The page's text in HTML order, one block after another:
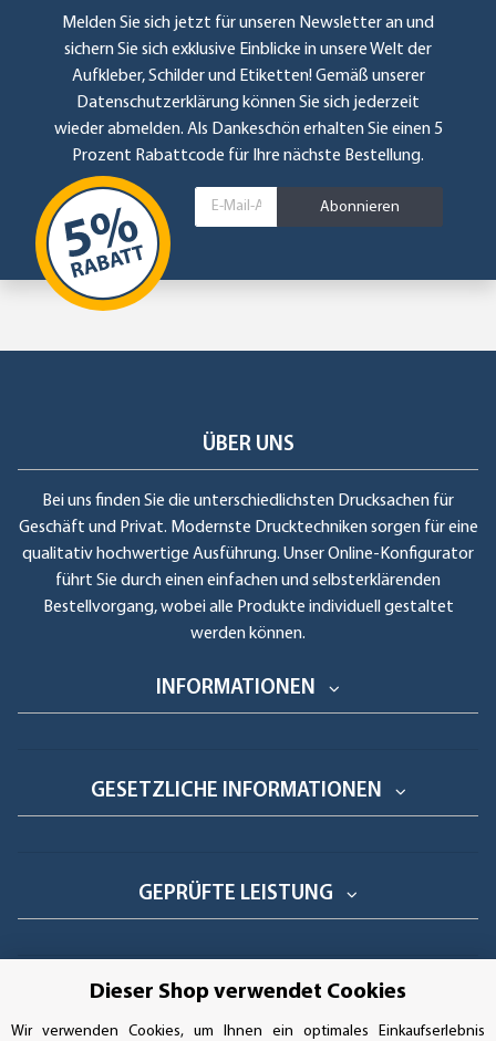
Melden Sie sich jetzt für unseren Newsletter an und
sichern Sie sich exklusive Einblicke in unsere Welt der
Aufkleber, Schilder und Etiketten! Gemäß unserer
Datenschutzerklärungkönnen Sie sich jederzeit
wieder abmelden. Als Dankeschön erhalten Sie einen 5
Prozent Rabattcode für Ihre nächste Bestellung.
Abonnieren
ÜBER UNS
Bei uns finden Sie die unterschiedlichsten Drucksachen für
Geschäft und Privat. Modernste Drucktechniken sorgen für eine
qualitativ hochwertige Ausführung. Unser Online-Konfigurator
führt Sie durch einen einfachen und selbsterklärenden
Bestellvorgang, wobei alle Produkte individuell gestaltet
werden können.
INFORMATIONEN
GESETZLICHE INFORMATIONEN
GEPRÜFTE LEISTUNG
AUFKLEBERDEALER STORE
Dieser Shop verwendet Cookies
Wir verwenden Cookies, um Ihnen ein optimales Einkaufserlebnis